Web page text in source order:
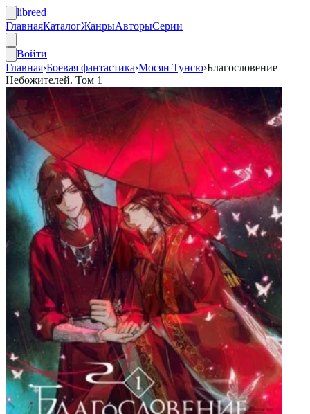
libreed
ГлавнаяКаталогЖанрыАвторыСерии
Войти
Главная›Боевая фантастика›Мосян Тунсю›Благословение
Небожителей. Том 1